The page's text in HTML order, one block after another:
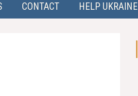
CONTACT HELP UKRAINE